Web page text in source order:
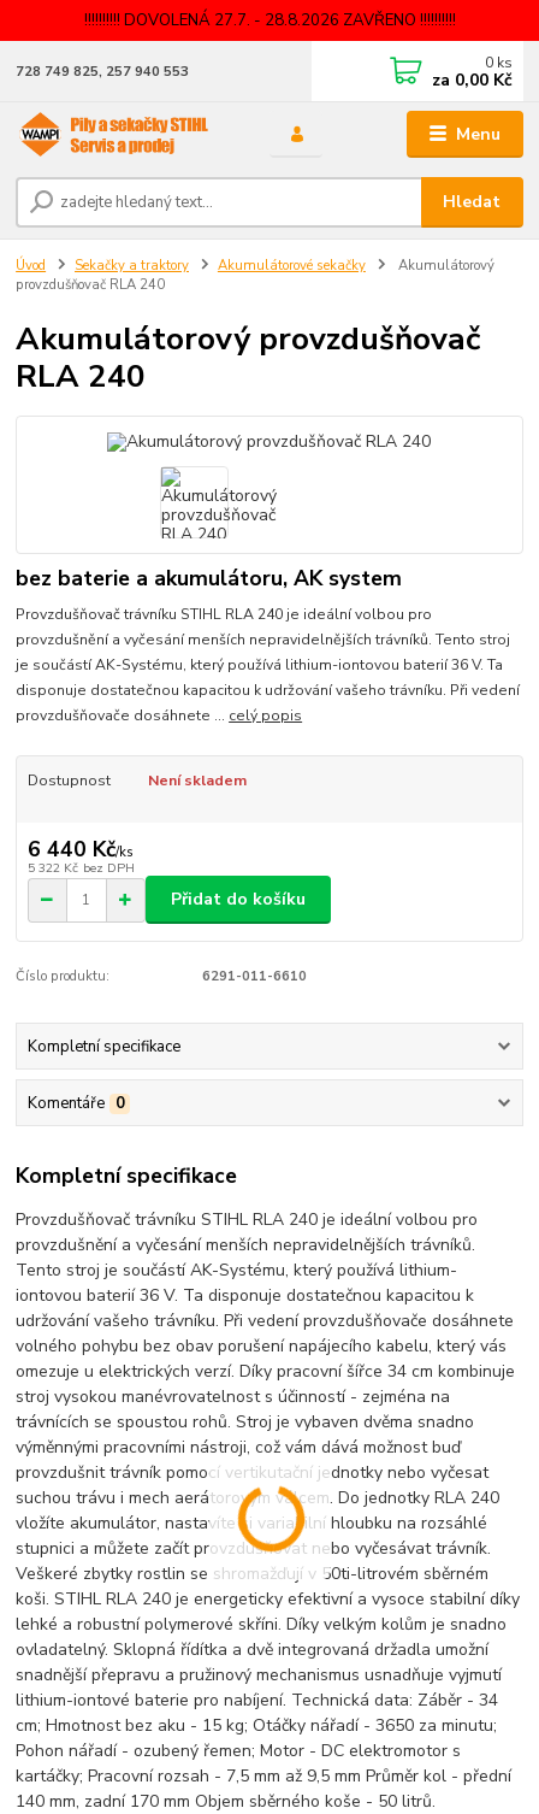
!!!!!!!!!! DOVOLENÁ 27.7. - 28.8.2026 ZAVŘENO !!!!!!!!!!
Menu
Hledat
728 749 825, 257 940 553 0 ks
za 0,00 Kč
Úvod Sekačky a traktory Akumulátorové sekačky
Akumulátorový
provzdušňovač RLA 240
Akumulátorový provzdušňovač
RLA 240
bez baterie a akumulátoru, AK system
Provzdušňovač trávníku STIHL RLA 240 je ideální volbou pro
provzdušnění a vyčesání menších nepravidelnějších trávníků. Tento stroj
je součástí AK-Systému, který používá lithium-iontovou baterií 36 V. Ta
disponuje dostatečnou kapacitou k udržování vašeho trávníku. Při vedení
provzdušňovače dosáhnete ... celý popis
Dostupnost Není skladem
6 440 Kč/ks
5 322 Kč bez DPH
Přidat do košíku
Číslo produktu: 6291-011-6610
Kompletní specifikace
Komentáře 0
Kompletní specifikace
Provzdušňovač trávníku STIHL RLA 240 je ideální volbou pro
provzdušnění a vyčesání menších nepravidelnějších trávníků.
Tento stroj je součástí AK-Systému, který používá lithium-
iontovou baterií 36 V. Ta disponuje dostatečnou kapacitou k
udržování vašeho trávníku. Při vedení provzdušňovače dosáhnete
volného pohybu bez obav porušení napájecího kabelu, který vás
omezuje u elektrických verzí. Díky pracovní šířce 34 cm kombinuje
stroj vysokou manévrovatelnost s účinností - zejména na
trávnících se spoustou rohů. Stroj je vybaven dvěma snadno
výměnnými pracovními nástroji, což vám dává možnost buď
provzdušnit trávník pomocí vertikutační jednotky nebo vyčesat
suchou trávu i mech aerátorovým válcem. Do jednotky RLA 240
vložíte akumulátor, nastavíte si variabilní hloubku na rozsáhlé
stupnici a můžete začít provzdušňovat nebo vyčesávat trávník.
Veškeré zbytky rostlin se shromažďují v 50ti-litrovém sběrném
koši. STIHL RLA 240 je energeticky efektivní a vysoce stabilní díky
lehké a robustní polymerové skříni. Díky velkým kolům je snadno
ovladatelný. Sklopná řídítka a dvě integrovaná držadla umožní
snadnější přepravu a pružinový mechanismus usnadňuje vyjmutí
lithium-iontové baterie pro nabíjení. Technická data: Záběr - 34
cm; Hmotnost bez aku - 15 kg; Otáčky nářadí - 3650 za minutu;
Pohon nářadí - ozubený řemen; Motor - DC elektromotor s
kartáčky; Pracovní rozsah - 7,5 mm až 9,5 mm Průměr kol - přední
140 mm, zadní 170 mm Objem sběrného koše - 50 litrů.